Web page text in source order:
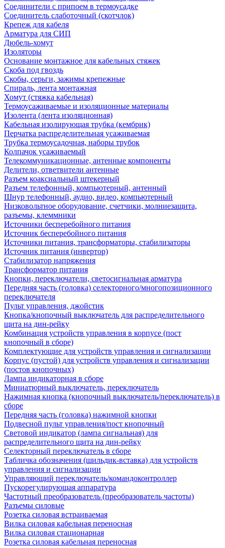
Соединители с припоем в термоусадке
Соединитель слаботочный (скотчлок)
Крепеж для кабеля
Арматура для СИП
Дюбель-хомут
Изоляторы
Основание монтажное для кабельных стяжек
Скоба под гвоздь
Скобы, серьги, зажимы крепежные
Спираль, лента монтажная
Хомут (стяжка кабельная)
Термоусаживаемые и изоляционные материалы
Изолента (лента изоляционная)
Кабельная изолирующая трубка (кембрик)
Перчатка распределительная усаживаемая
Трубка термоусадочная, наборы трубок
Колпачок усаживаемый
Телекоммуникационные, антенные компоненты
Делители, ответвители антенные
Разъем коаксиальный штекерный
Разъем телефонный, компьютерный, антенный
Шнур телефонный, аудио, видео, компьютерный
Низковольтное оборудование, счетчики, молниезащита,
разъемы, клеммники
Источники бесперебойного питания
Источник бесперебойного питания
Источники питания, трансформаторы, стабилизаторы
Источник питания (инвертор)
Стабилизатор напряжения
Трансформатор питания
Кнопки, переключатели, светосигнальная арматура
Передняя часть (головка) селекторного/многопозиционного
переключателя
Пульт управления, джойстик
Кнопка/кнопочный выключатель для распределительного
щита на дин-рейку
Комбинация устройств управления в корпусе (пост
кнопочный в сборе)
Комплектующие для устройств управления и сигнализации
Корпус (пустой) для устройств управления и сигнализации
(постов кнопочных)
Лампа индикаторная в сборе
Миниатюрный выключатель, переключатель
Нажимная кнопка (кнопочный выключатель/переключатель) в
сборе
Передняя часть (головка) нажимной кнопки
Подвесной пульт управления/пост кнопочный
Световой индикатор (лампа сигнальная) для
распределительного щита на дин-рейку
Селекторный переключатель в сборе
Табличка обозначения (шильдик-вставка) для устройств
управления и сигнализации
Управляющий переключатель/командоконтроллер
Пускорегулирующая аппаратура
Частотный преобразователь (преобразователь частоты)
Разъемы силовые
Розетка силовая встраиваемая
Вилка силовая кабельная переносная
Вилка силовая стационарная
Розетка силовая кабельная переносная